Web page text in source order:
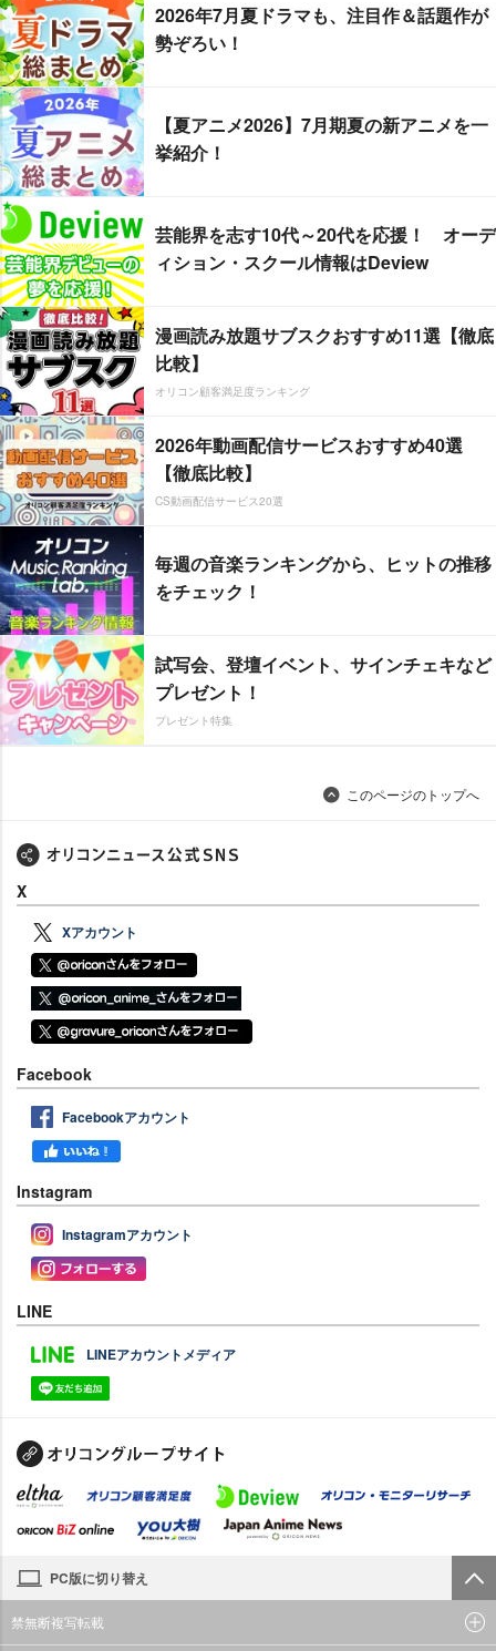
2026年7月夏ドラマも、注目作＆話題作が
勢ぞろい！
【夏アニメ2026】7月期夏の新アニメを一
挙紹介！
芸能界を志す10代～20代を応援！ オーデ
ィション・スクール情報はDeview
漫画読み放題サブスクおすすめ11選【徹底
比較】
オリコン顧客満足度ランキング
2026年動画配信サービスおすすめ40選
【徹底比較】
CS動画配信サービス20選
毎週の音楽ランキングから、ヒットの推移
をチェック！
試写会、登壇イベント、サインチェキなど
プレゼント！
プレゼント特集
このページのトップへ
X
Xアカウント
Facebook
Facebookアカウント
Instagram
Instagramアカウント
LINE
LINEアカウントメディア
PC版に切り替え
禁無断複写転載